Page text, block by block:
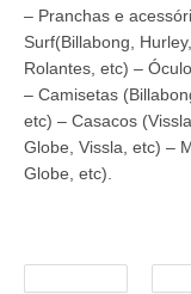
– Pranchas e
Surf(Billabong,
Rolantes, etc) –
– Camisetas
etc) – Casacos
Globe, Vissla, etc) –
Globe, etc).